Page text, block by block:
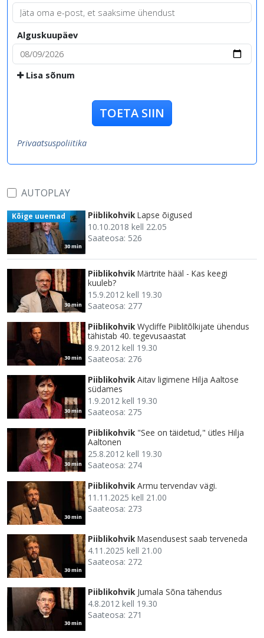
Alguskuupäev
Lisa sõnum
TOETA SIIN
Privaatsuspoliitika
AUTOPLAY
30 min
Kõige uuemad Piiblikohvik Lapse õigused
10.10.2018 kell 22.05
Saateosa: 526
30 min
Piiblikohvik Märtrite hääl - Kas keegi
kuuleb?
15.9.2012 kell 19.30
Saateosa: 277
30 min
Piiblikohvik Wycliffe Piiblitõlkijate ühendus
tähistab 40. tegevusaastat
8.9.2012 kell 19.30
Saateosa: 276
30 min
Piiblikohvik Aitav ligimene Hilja Aaltose
südames
1.9.2012 kell 19.30
Saateosa: 275
30 min
Piiblikohvik "See on täidetud," ütles Hilja
Aaltonen
25.8.2012 kell 19.30
Saateosa: 274
30 min
Piiblikohvik Armu tervendav vägi.
11.11.2025 kell 21.00
Saateosa: 273
30 min
Piiblikohvik Masendusest saab terveneda
4.11.2025 kell 21.00
Saateosa: 272
30 min
Piiblikohvik Jumala Sõna tähendus
4.8.2012 kell 19.30
Saateosa: 271